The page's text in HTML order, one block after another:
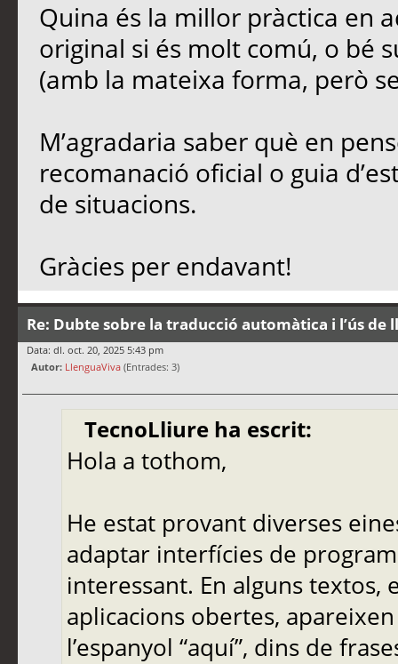
Quina és la millor pràctica en
original si és molt comú, o bé
(amb la mateixa forma, però
M’agradaria saber què en
recomanació oficial o guia
de situacions.
Gràcies per endavant!
Re: Dubte sobre la traducció automàtica i l’ús de
Data: dl. oct. 20, 2025 5:43 pm
Autor: LlenguaViva (Entrades: 3)
TecnoLliure ha escrit:
Hola a tothom,
He estat provant diverses
adaptar interfícies de
interessant. En alguns
aplicacions obertes,
l’espanyol “aquí”, dins de